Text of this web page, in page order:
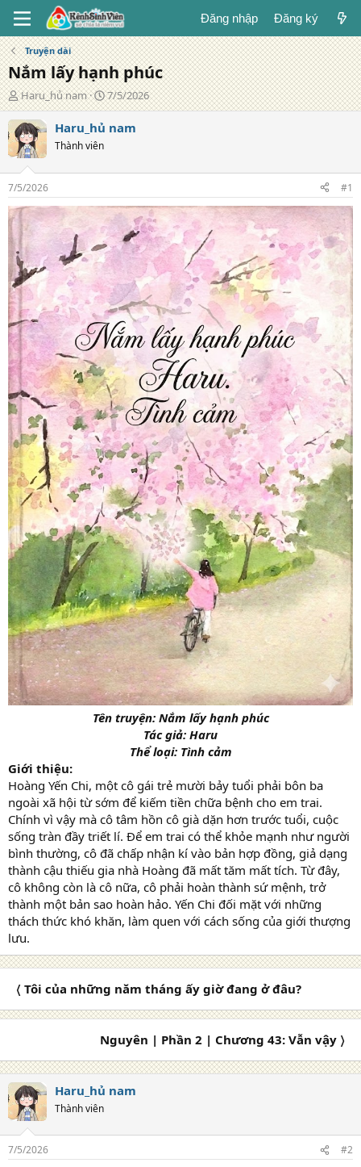
Đăng nhập Đăng ký
Truyện dài
Nắm lấy hạnh phúc
T
á
c
g
i
ả
Haru_hủ nam
N
g
à
g
7/5/2026
Haru_hủ nam
Thành viên
7/5/2026 #1
Tên truyện: Nắm lấy hạnh phúc
Tác giả: Haru
Thể loại: Tình cảm
Giới thiệu:
Hoàng Yến Chi, một cô gái trẻ mười bảy tuổi phải bôn ba
ngoài xã hội từ sớm để kiếm tiền chữa bệnh cho em trai.
Chính vì vậy mà cô tâm hồn cô già dặn hơn trước tuổi, cuộc
sống tràn đầy triết lí. Để em trai có thể khỏe mạnh như người
bình thường, cô đã chấp nhận kí vào bản hợp đồng, giả dạng
thành cậu thiếu gia nhà Hoàng đã mất tăm mất tích. Từ đây,
cô không còn là cô nữa, cô phải hoàn thành sứ mệnh, trở
thành một bản sao hoàn hảo. Yến Chi đối mặt với những
thách thức khó khăn, làm quen với cách sống của giới thượng
lưu.
〈 Tôi của những năm tháng ấy giờ đang ở đâu?
Nguyên | Phần 2 | Chương 43: Vẫn vậy 〉
Haru_hủ nam
Thành viên
7/5/2026 #2